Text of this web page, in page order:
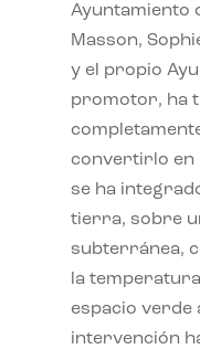
Ayuntamiento
Masson,
y el propio
promotor, ha
convertirlo en
se ha
tierra, sobre
subterránea,
la
espacio verde
intervención